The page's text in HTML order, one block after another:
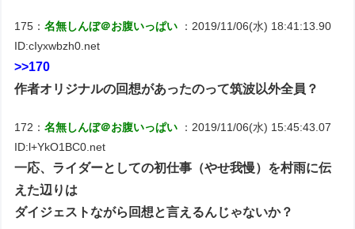
175：名無しんぼ＠お腹いっぱい
：2019/11/06(水) 18:41:13.90
ID:cIyxwbzh0.net
>>170
作者オリジナルの回想があったのって筑波以外全員？
172：名無しんぼ＠お腹いっぱい
：2019/11/06(水) 15:45:43.07
ID:l+YkO1BC0.net
一応、ライダーとしての初仕事（やせ我慢）を村雨に伝
えた辺りは
ダイジェストながら回想と言えるんじゃないか？